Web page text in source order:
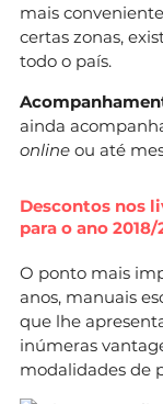
mais
certas zonas,
todo o país.
ainda
online ou até
Descontos nos
para o ano 2018/
O ponto mais
anos, manuais
que lhe
inúmeras
modalidades de